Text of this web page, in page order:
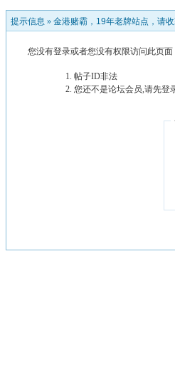
提示信息 » 金港赌霸，19年老牌站点，请
您没有登录或者您没有权限访问此页
帖子ID非法
您还不是论坛会员,请先登